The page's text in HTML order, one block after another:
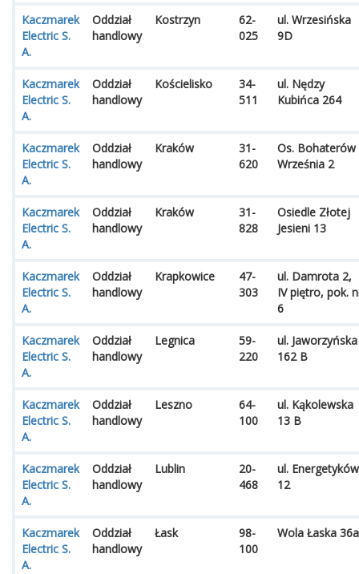
Kaczmarek
Electric S.
A.
Oddział
handlowy
Kostrzyn
62-
025
ul. Wrzesińska
9D
Kaczmarek
Electric S.
A.
Oddział
handlowy
Kościelisko
34-
511
ul. Nędzy
Kubińca 264
Kaczmarek
Electric S.
A.
Oddział
handlowy
Kraków
31-
620
Os. Bohaterów
Września 2
Kaczmarek
Electric S.
A.
Oddział
handlowy
Kraków
31-
828
Osiedle Złotej
Jesieni 13
Kaczmarek
Electric S.
A.
Oddział
handlowy
Krapkowice
47-
303
ul. Damrota 2,
IV piętro, pok.
6
Kaczmarek
Electric S.
A.
Oddział
handlowy
Legnica
59-
220
ul. Jaworzyńska
162 B
Kaczmarek
Electric S.
A.
Oddział
handlowy
Leszno
64-
100
ul. Kąkolewska
13 B
Kaczmarek
Electric S.
A.
Oddział
handlowy
Lublin
20-
468
ul. Energetyków
12
Kaczmarek
Electric S.
A.
Oddział
handlowy
Łask
98-
100
Wola Łaska 36a